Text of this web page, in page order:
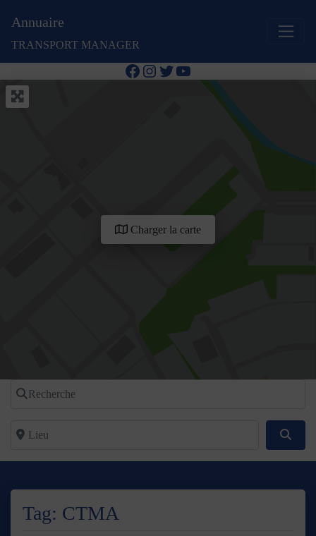
Annuaire
TRANSPORT MANAGER
Facebook
Instagram
Twitter
YouTube
Charger la carte
Recherche
Lieu
Tag: CTMA